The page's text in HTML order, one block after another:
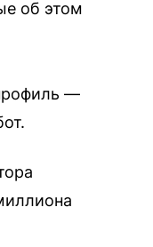
об этом
—